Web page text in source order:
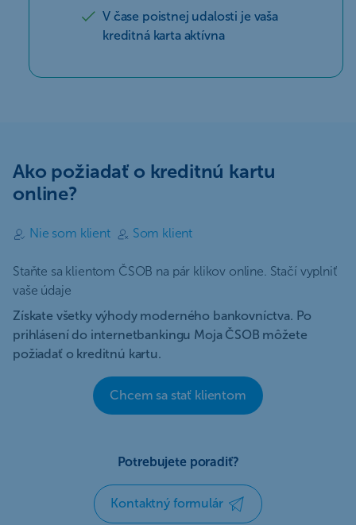
V čase poistnej udalosti je vaša
kreditná karta aktívna
Ako požiadať o kreditnú kartu
online?
Nie som klient Som klient
Staňte sa klientom ČSOB na pár klikov online. Stačí vyplniť
vaše údaje
Získate všetky výhody moderného bankovníctva. Po
prihlásení do internetbankingu Moja ČSOB môžete
požiadať o kreditnú kartu.
Chcem sa stať klientom
Potrebujete poradiť?
Kontaktný formulár